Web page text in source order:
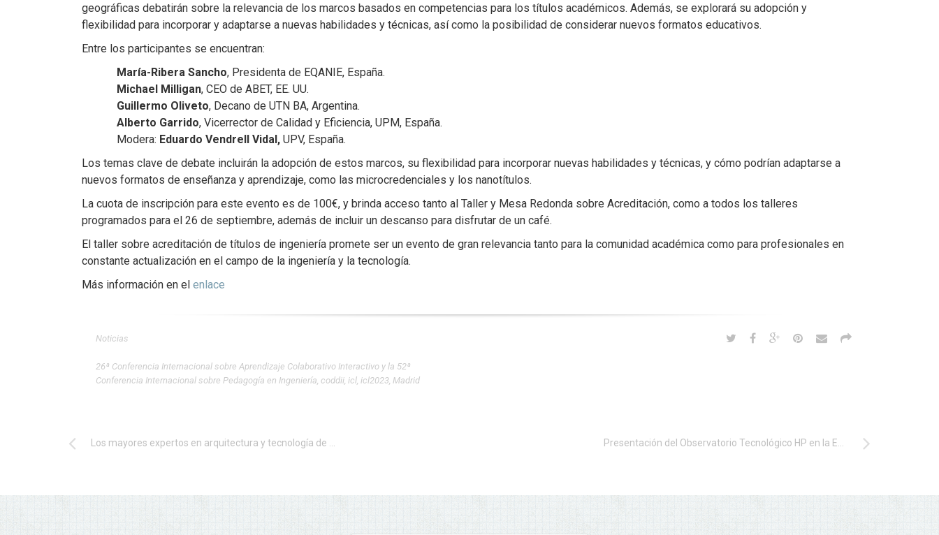
geográficas debatirán sobre la relevancia de los marcos basados en competencias para los títulos académicos. Además, se explorará su adopción y
flexibilidad para incorporar y adaptarse a nuevas habilidades y técnicas, así como la posibilidad de considerar nuevos formatos educativos.
Entre los participantes se encuentran:
María-Ribera Sancho, Presidenta de EQANIE, España.
Michael Milligan, CEO de ABET, EE. UU.
Guillermo Oliveto, Decano de UTN BA, Argentina.
Alberto Garrido, Vicerrector de Calidad y Eficiencia, UPM, España.
Modera: Eduardo Vendrell Vidal, UPV, España.
Los temas clave de debate incluirán la adopción de estos marcos, su flexibilidad para incorporar nuevas habilidades y técnicas, y cómo podrían adaptarse a
nuevos formatos de enseñanza y aprendizaje, como las microcredenciales y los nanotítulos.
La cuota de inscripción para este evento es de 100€, y brinda acceso tanto al Taller y Mesa Redonda sobre Acreditación, como a todos los talleres
programados para el 26 de septiembre, además de incluir un descanso para disfrutar de un café.
El taller sobre acreditación de títulos de ingeniería promete ser un evento de gran relevancia tanto para la comunidad académica como para profesionales en
constante actualización en el campo de la ingeniería y la tecnología.
Más información en el enlace
Noticias
26ª Conferencia Internacional sobre Aprendizaje Colaborativo Interactivo y la 52ª
Conferencia Internacional sobre Pedagogía en Ingeniería coddii icl icl2023 Madrid